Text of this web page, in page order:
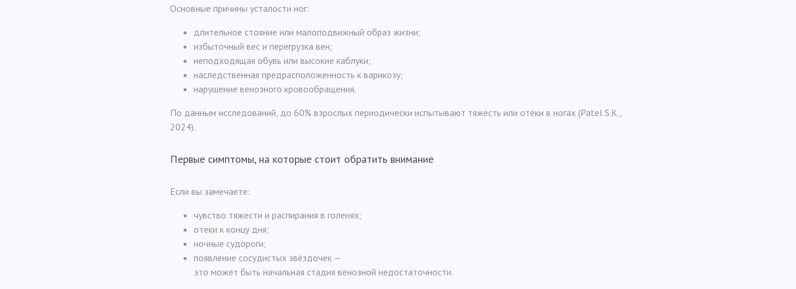
Основные причины усталости ног:
длительное стояние или малоподвижный образ жизни;
избыточный вес и перегрузка вен;
неподходящая обувь или высокие каблуки;
наследственная предрасположенность к варикозу;
нарушение венозного кровообращения.
По данным исследований, до 60% взрослых периодически испытывают тяжесть или отёки в ногах (Patel S.K.,
2024).
Первые симптомы, на которые стоит обратить внимание
Если вы замечаете:
чувство тяжести и распирания в голенях;
отеки к концу дня;
ночные судороги;
появление сосудистых звёздочек —
это может быть начальная стадия венозной недостаточности.